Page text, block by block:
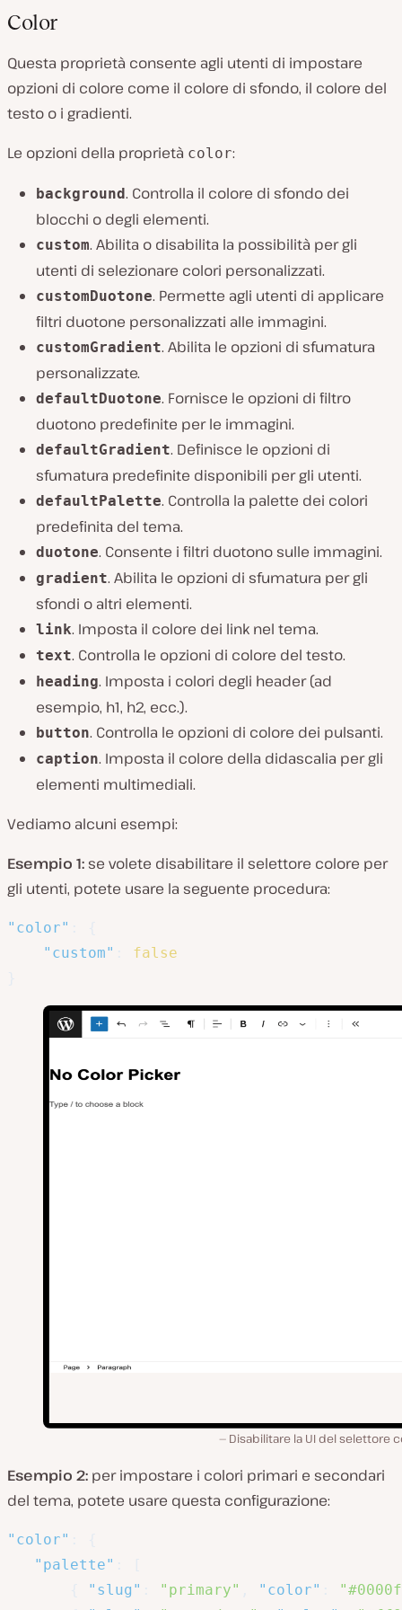
Color
Questa proprietà consente agli utenti di impostare
opzioni di colore come il colore di sfondo, il colore del
testo o i gradienti.
Le opzioni della proprietà color:
background. Controlla il colore di sfondo dei
blocchi o degli elementi.
custom. Abilita o disabilita la possibilità per gli
utenti di selezionare colori personalizzati.
customDuotone. Permette agli utenti di applicare
filtri duotone personalizzati alle immagini.
customGradient. Abilita le opzioni di sfumatura
personalizzate.
defaultDuotone. Fornisce le opzioni di filtro
duotono predefinite per le immagini.
defaultGradient. Definisce le opzioni di
sfumatura predefinite disponibili per gli utenti.
defaultPalette. Controlla la palette dei colori
predefinita del tema.
duotone. Consente i filtri duotono sulle immagini.
gradient. Abilita le opzioni di sfumatura per gli
sfondi o altri elementi.
link. Imposta il colore dei link nel tema.
text. Controlla le opzioni di colore del testo.
heading. Imposta i colori degli header (ad
esempio, h1, h2, ecc.).
button. Controlla le opzioni di colore dei pulsanti.
caption. Imposta il colore della didascalia per gli
elementi multimediali.
Vediamo alcuni esempi:
Esempio 1: se volete disabilitare il selettore colore per
gli utenti, potete usare la seguente procedura:
"color"
"custom"
false
Disabilitare la UI del selettore
Esempio 2: per impostare i colori primari e secondari
del tema, potete usare questa configurazione:
"color"
"palette"
"slug" "primary" "color"